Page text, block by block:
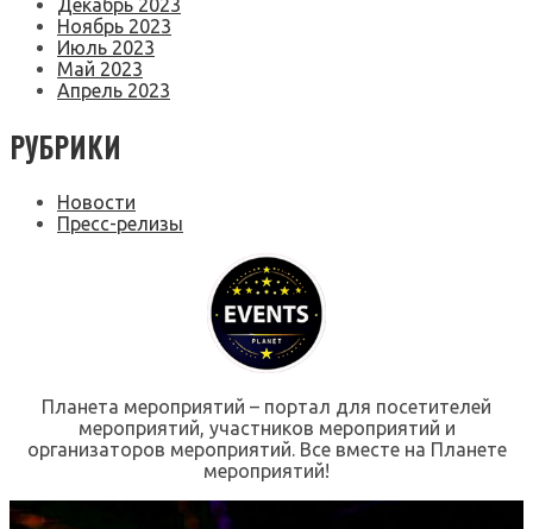
Декабрь 2023
Ноябрь 2023
Июль 2023
Май 2023
Апрель 2023
РУБРИКИ
Новости
Пресс-релизы
Планета мероприятий – портал для посетителей
мероприятий, участников мероприятий и
организаторов мероприятий. Все вместе на Планете
мероприятий!